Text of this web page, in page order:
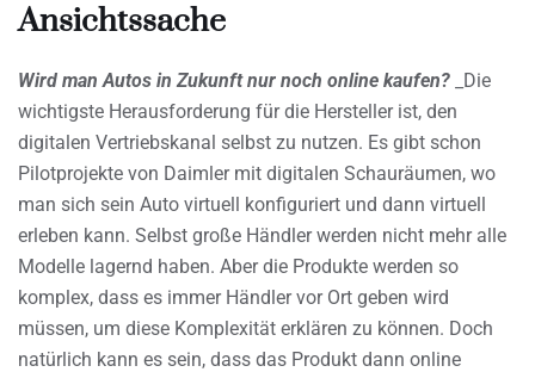
Ansichtssache
Wird man Autos in Zukunft nur noch online kaufen? _Die
wichtigste Herausforderung für die Hersteller ist, den
digitalen Vertriebskanal selbst zu nutzen. Es gibt schon
Pilotprojekte von Daimler mit digitalen Schauräumen, wo
man sich sein Auto virtuell konfiguriert und dann virtuell
erleben kann. Selbst große Händler werden nicht mehr alle
Modelle lagernd haben. Aber die Produkte werden so
komplex, dass es immer Händler vor Ort geben wird
müssen, um diese Komplexität erklären zu können. Doch
natürlich kann es sein, dass das Produkt dann online